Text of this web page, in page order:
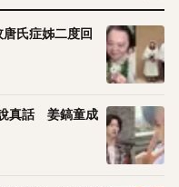
唐氏症姊二度回
說真話 姜鎬童成